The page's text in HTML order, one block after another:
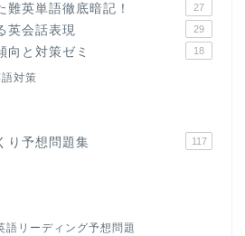
難英単語徹底暗記！ 27
英会話表現 29
向と対策ゼミ 18
対策
り予想問題集 117
語リーディング予想問題